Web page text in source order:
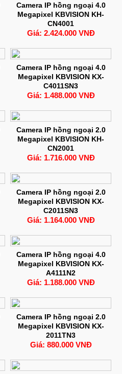
Camera IP hồng ngoại 4.0
Megapixel KBVISION KH-
CN4001
Giá: 2.424.000 VNĐ
Camera IP hồng ngoại 4.0
Megapixel KBVISION KX-
C4011SN3
Giá: 1.488.000 VNĐ
Camera IP hồng ngoại 2.0
Megapixel KBVISION KH-
CN2001
Giá: 1.716.000 VNĐ
Camera IP hồng ngoại 2.0
Megapixel KBVISION KX-
C2011SN3
Giá: 1.164.000 VNĐ
Camera IP hồng ngoại 4.0
Megapixel KBVISION KX-
A4111N2
Giá: 1.188.000 VNĐ
Camera IP hồng ngoại 2.0
Megapixel KBVISION KX-
2011TN3
Giá: 880.000 VNĐ